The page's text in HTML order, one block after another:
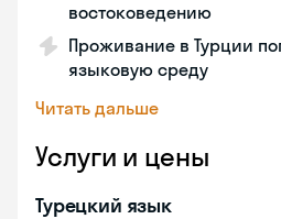
востоковедению
Проживание в Турции
языковую среду
Читать дальше
Услуги и цены
Турецкий язык